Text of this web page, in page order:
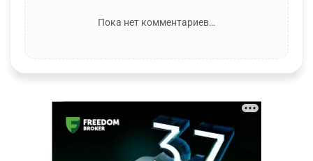
Пока нет комментариев…